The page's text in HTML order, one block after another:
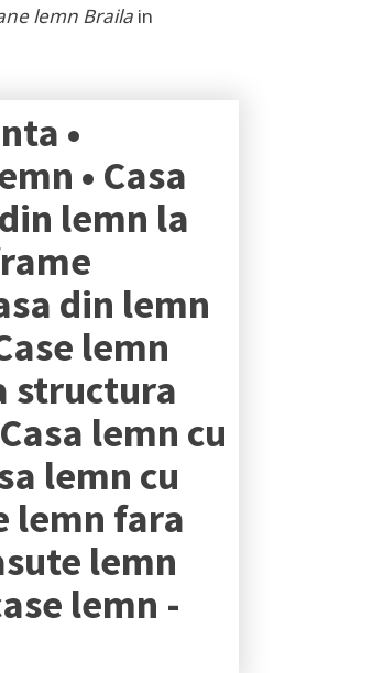
lemn Braila in
•
• Casa
lemn la
din lemn
lemn
structura
lemn cu
lemn cu
lemn fara
lemn
lemn -